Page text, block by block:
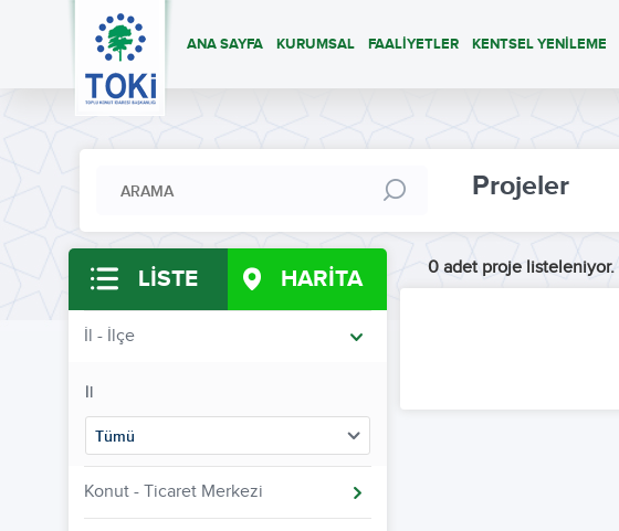
ANA SAYFA KURUMSAL FAALİYETLER KENTSEL YENİLEME
Projeler
LİSTE HARİTA
İl - İlçe
İl
Tümü
Konut - Ticaret Merkezi
0 adet proje listeleniyor.